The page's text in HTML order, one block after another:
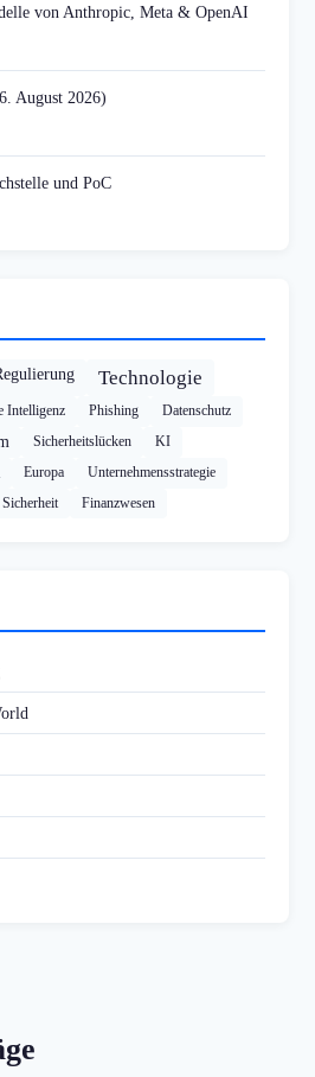
von Anthropic, Meta & OpenAI
August 2026)
und PoC
Technologie
Intelligenz Phishing
Datenschutz
Sicherheitslücken KI
Europa Unternehmensstrategie
Sicherheit Finanzwesen